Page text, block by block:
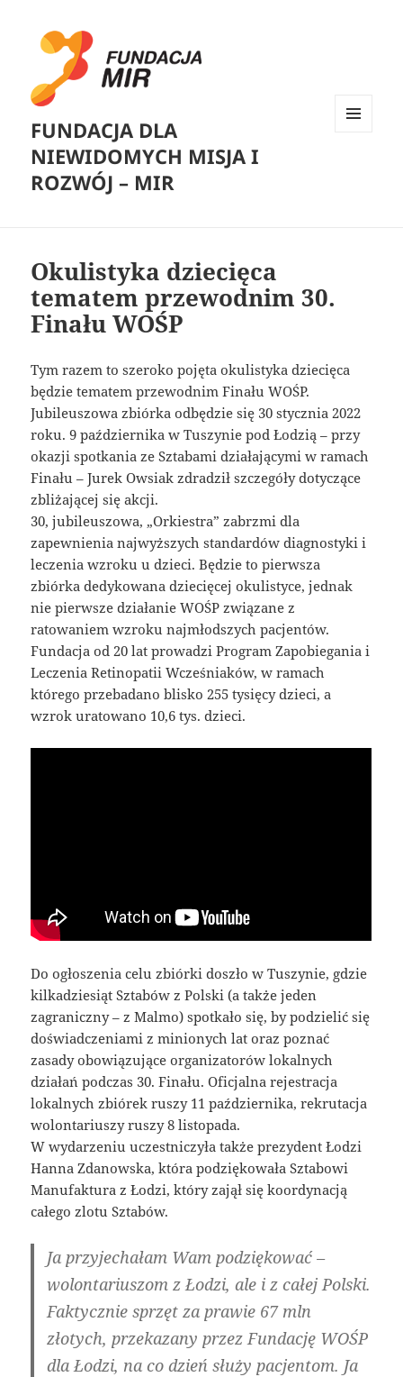
FUNDACJA DLA
NIEWIDOMYCH MISJA I
ROZWÓJ – MIR
Okulistyka dziecięca
tematem przewodnim 30.
Finału WOŚP
Tym razem to szeroko pojęta okulistyka dziecięca
będzie tematem przewodnim Finału WOŚP.
Jubileuszowa zbiórka odbędzie się 30 stycznia 2022
roku. 9 października w Tuszynie pod Łodzią – przy
okazji spotkania ze Sztabami działającymi w ramach
Finału – Jurek Owsiak zdradził szczegóły dotyczące
zbliżającej się akcji.
30, jubileuszowa, „Orkiestra” zabrzmi dla
zapewnienia najwyższych standardów diagnostyki i
leczenia wzroku u dzieci. Będzie to pierwsza
zbiórka dedykowana dziecięcej okulistyce, jednak
nie pierwsze działanie WOŚP związane z
ratowaniem wzroku najmłodszych pacjentów.
Fundacja od 20 lat prowadzi Program Zapobiegania i
Leczenia Retinopatii Wcześniaków, w ramach
którego przebadano blisko 255 tysięcy dzieci, a
wzrok uratowano 10,6 tys. dzieci.
Do ogłoszenia celu zbiórki doszło w Tuszynie, gdzie
kilkadziesiąt Sztabów z Polski (a także jeden
zagraniczny – z Malmo) spotkało się, by podzielić się
doświadczeniami z minionych lat oraz poznać
zasady obowiązujące organizatorów lokalnych
działań podczas 30. Finału. Oficjalna rejestracja
lokalnych zbiórek ruszy 11 października, rekrutacja
wolontariuszy ruszy 8 listopada.
W wydarzeniu uczestniczyła także prezydent Łodzi
Hanna Zdanowska, która podziękowała Sztabowi
Manufaktura z Łodzi, który zajął się koordynacją
całego zlotu Sztabów.
Ja przyjechałam Wam podziękować –
wolontariuszom z Łodzi, ale i z całej Polski.
Faktycznie sprzęt za prawie 67 mln
złotych, przekazany przez Fundację WOŚP
dla Łodzi, na co dzień służy pacjentom. Ja